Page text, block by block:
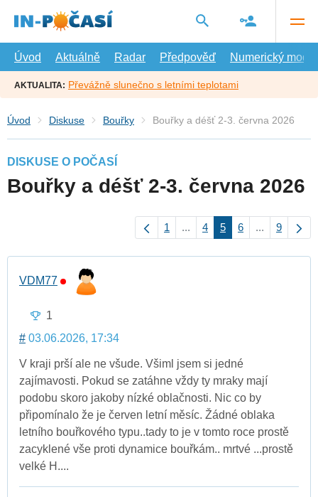
hlavní
Úvod
Aktuálně Radar Předpověď Numerický model
AKTUALITA: Převážně slunečno s letními teplotami
Úvod Diskuse Bouřky Bouřky a déšť 2-3. června 2026
DISKUSE O POČASÍ
Bouřky a déšť 2-3. června 2026
1 ... 4 5 6 ... 9
VDM77
1
# 03.06.2026, 17:34
V kraji prší ale ne všude. Všiml jsem si jedné
zajímavosti. Pokud se zatáhne vždy ty mraky mají
podobu skoro jakoby nízké oblačnosti. Nic co by
připomínalo že je červen letní měsíc. Žádné oblaka
letního bouřkového typu..tady to je v tomto roce prostě
zacyklené vše proti dynamice bouřkám.. mrtvé ...prostě
velké H....